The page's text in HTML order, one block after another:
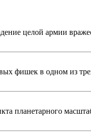
целой армии
фишек в одном из
планетарного